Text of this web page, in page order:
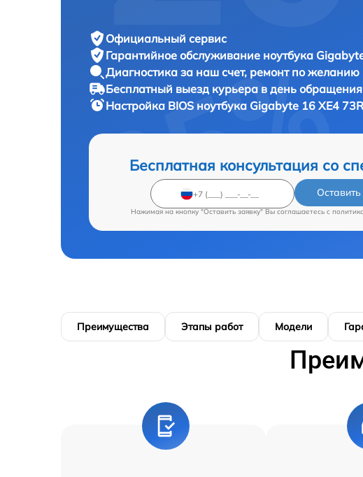
Официальный сервис
Гарантийное обслуживание ноутбука
Диагностика за наш счет, ремонт по желанию
Бесплатный выезд курьера в день обращения
Настройка BIOS ноутбука Gigabyte 16 XE4
Бесплатная консультация со
Нажимая на кнопку "Оставить заявку" Вы соглашаетесь c
Преимущества Этапы работ Модели